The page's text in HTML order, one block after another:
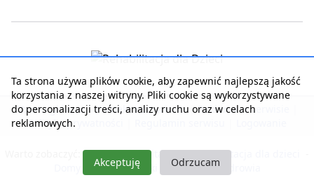
Strona główna | Kontakt z serwisem | Reklama w serwisie
Polityka prywatności
Warto zobaczyć: Nasza rehabilitacja - Rehabilitacja dla dzieci
Domy Seniora i Opieki
Pobyty dla zdrowia
Ta strona używa plików cookie, aby zapewnić najlepszą jakość
korzystania z naszej witryny. Pliki cookie są wykorzystywane
do personalizacji treści, analizy ruchu oraz w celach
reklamowych.
Akceptuję Odrzucam